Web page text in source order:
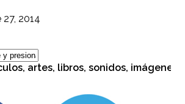
2014
artes, libros, sonidos, imágenes,